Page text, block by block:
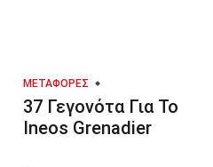
ΜΕΤΑΦΟΡΈΣ
37 Γεγονότα Για Το
Ineos Grenadier